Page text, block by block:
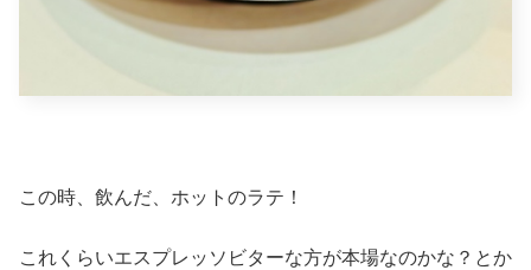
この時、飲んだ、ホットのラテ！
これくらいエスプレッソビターな方が本場なのかな？とか